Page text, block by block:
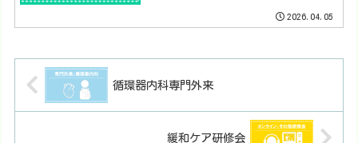
2026.04.05
循環器内科専門外来
緩和ケア研修会